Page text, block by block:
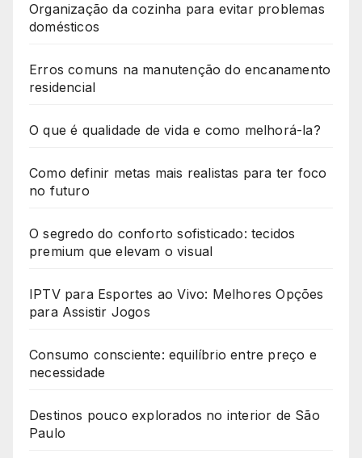
Organização da cozinha para evitar problemas
domésticos
Erros comuns na manutenção do encanamento
residencial
O que é qualidade de vida e como melhorá-la?
Como definir metas mais realistas para ter foco
no futuro
O segredo do conforto sofisticado: tecidos
premium que elevam o visual
IPTV para Esportes ao Vivo: Melhores Opções
para Assistir Jogos
Consumo consciente: equilíbrio entre preço e
necessidade
Destinos pouco explorados no interior de São
Paulo